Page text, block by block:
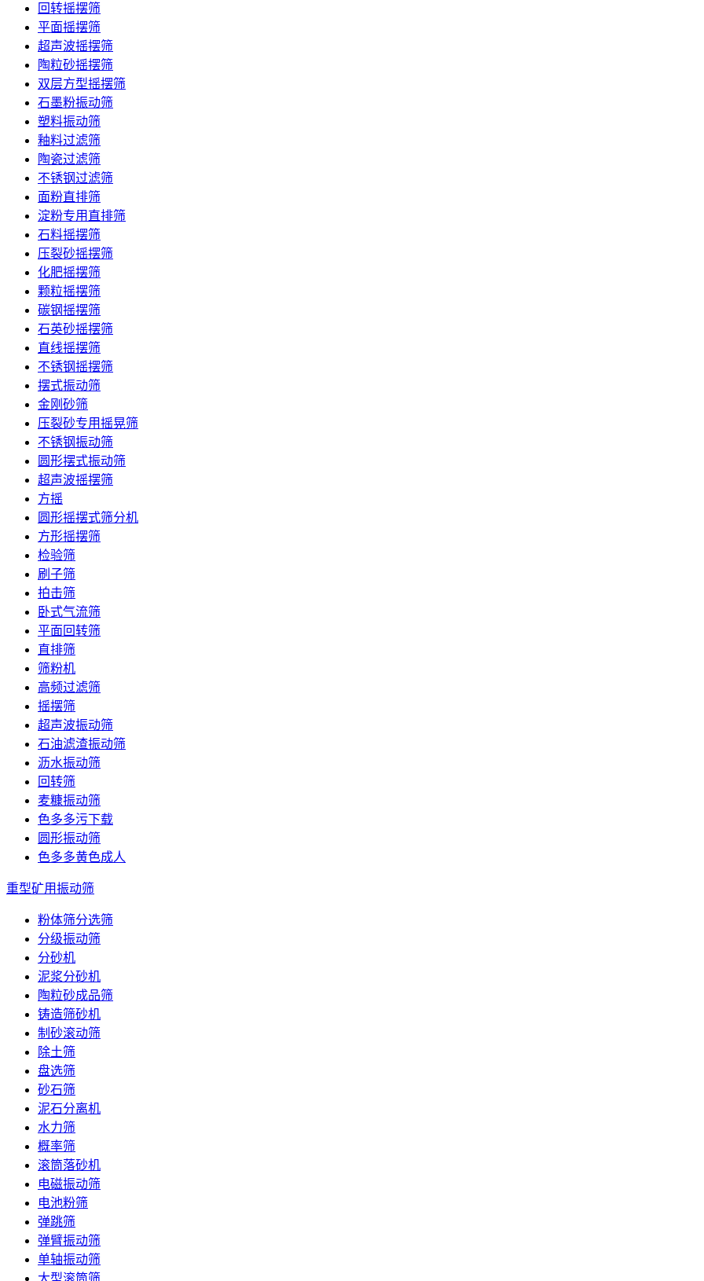
回转摇摆筛
平面摇摆筛
超声波摇摆筛
陶粒砂摇摆筛
双层方型摇摆筛
石墨粉振动筛
塑料振动筛
釉料过滤筛
陶瓷过滤筛
不锈钢过滤筛
面粉直排筛
淀粉专用直排筛
石料摇摆筛
压裂砂摇摆筛
化肥摇摆筛
颗粒摇摆筛
碳钢摇摆筛
石英砂摇摆筛
直线摇摆筛
不锈钢摇摆筛
摆式振动筛
金刚砂筛
压裂砂专用摇晃筛
不锈钢振动筛
圆形摆式振动筛
超声波摇摆筛
方摇
圆形摇摆式筛分机
方形摇摆筛
检验筛
刷子筛
拍击筛
卧式气流筛
平面回转筛
直排筛
筛粉机
高频过滤筛
摇摆筛
超声波振动筛
石油滤渣振动筛
沥水振动筛
回转筛
麦糠振动筛
色多多污下载
圆形振动筛
色多多黄色成人
重型矿用振动筛
粉体筛分选筛
分级振动筛
分砂机
泥浆分砂机
陶粒砂成品筛
铸造筛砂机
制砂滚动筛
除土筛
盘选筛
砂石筛
泥石分离机
水力筛
概率筛
滚筒落砂机
电磁振动筛
电池粉筛
弹跳筛
弹臂振动筛
单轴振动筛
大型滚筒筛